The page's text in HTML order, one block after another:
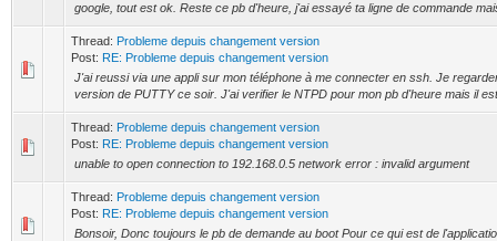
google, tout est ok. Reste ce pb d'heure, j'ai essayé ta ligne de commande
Thread: Probleme depuis changement version
Post: RE: Probleme depuis changement version
J'ai reussi via une appli sur mon téléphone à me connecter en ssh. Je
version de PUTTY ce soir. J'ai verifier le NTPD pour mon pb d'heure mais il
Thread: Probleme depuis changement version
Post: RE: Probleme depuis changement version
unable to open connection to 192.168.0.5 network error : invalid argument
Thread: Probleme depuis changement version
Post: RE: Probleme depuis changement version
Bonsoir, Donc toujours le pb de demande au boot Pour ce qui est de